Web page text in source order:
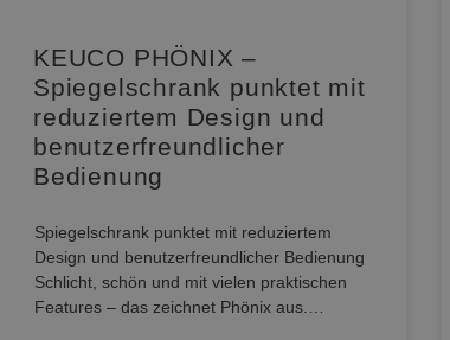
KEUCO PHÖNIX –
Spiegelschrank punktet mit
reduziertem Design und
benutzerfreundlicher
Bedienung
Spiegelschrank punktet mit reduziertem
Design und benutzerfreundlicher Bedienung
Schlicht, schön und mit vielen praktischen
Features – das zeichnet Phönix aus.…